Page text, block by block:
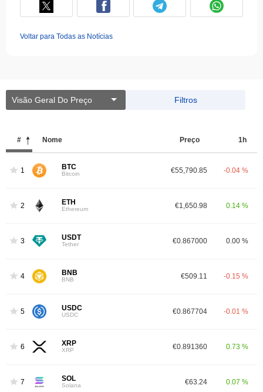
Voltar para Todas as Notícias
Visão Geral Do Preço Filtros
# Nome Preço 1h
1 BTC
Bitcoin €55,790.85 -0.04 %
2 ETH
Ethereum €1,650.98 0.14 %
3 USDT
Tether €0.867000 0.00 %
4 BNB
BNB €509.11 -0.15 %
5 USDC
USDC €0.867704 -0.01 %
6 XRP
XRP €0.891360 0.73 %
7 SOL
Solana €63.24 0.07 %